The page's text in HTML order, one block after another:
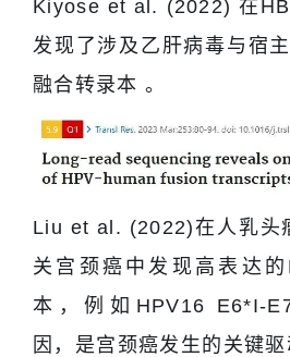
Kiyose et al. (2022) 在
发现了涉及乙肝病毒与宿
融合转录本 。
Liu et al. (2022)在人乳头
关宫颈癌中发现高表达
本，例如HPV16 E6*I-
因，是宫颈癌发生的关键